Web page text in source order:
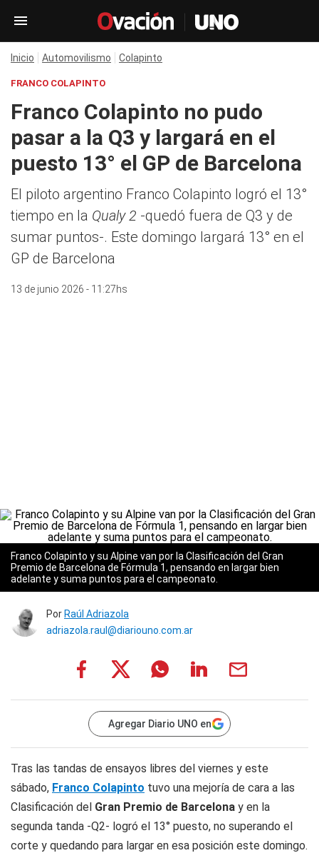
Inicio Automovilismo Colapinto
FRANCO COLAPINTO
Franco Colapinto no pudo
pasar a la Q3 y largará en el
puesto 13° el GP de Barcelona
El piloto argentino Franco Colapinto logró el 13°
tiempo en la Qualy 2 -quedó fuera de Q3 y de
sumar puntos-. Este domingo largará 13° en el
GP de Barcelona
13 de junio 2026 - 11:27hs
Franco Colapinto y su Alpine van por la Clasificación del Gran
Premio de Barcelona de Fórmula 1, pensando en largar bien
adelante y suma puntos para el campeonato.
Por Raúl Adriazola
adriazola.raul@diariouno.com.ar
Agregar Diario UNO en
Tras las tandas de ensayos libres del viernes y este
sábado, Franco Colapinto tuvo una mejoría de cara a las
Clasificación del Gran Premio de Barcelona y en la
segunda tanda -Q2- logró el 13° puesto, no superando el
corte y quedando para largar en esa posición este domingo.